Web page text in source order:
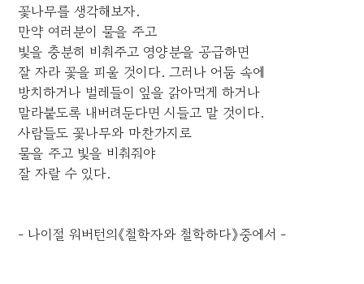
꽃나무를 생각해보자.
만약 여러분이 물을 주고
빛을 충분히 비춰주고 영양분을 공급하면
잘 자라 꽃을 피울 것이다. 그러나 어둠 속에
방치하거나 벌레들이 잎을 갉아먹게 하거나
말라붙도록 내버려둔다면 시들고 말 것이다.
사람들도 꽃나무와 마찬가지로
물을 주고 빛을 비춰줘야
잘 자랄 수 있다.
- 나이절 워버턴의《철학자와 철학하다》중에서 -